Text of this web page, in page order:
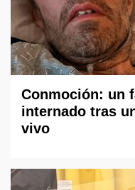
Conmoción: un
internado tras
vivo